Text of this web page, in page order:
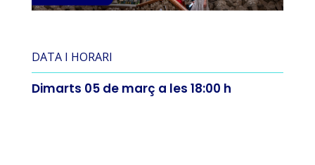
DATA I HORARI
Dimarts 05 de març a les 18:00 h